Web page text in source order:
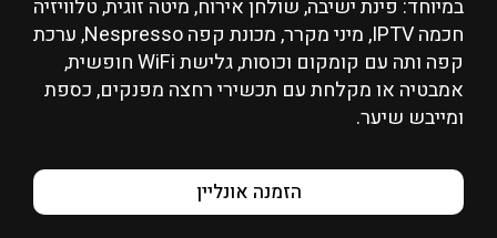
במיוחד: פינת ישיבה, שולחן אירוח, מיטה זוגית, טלוויזיה
חכמה IPTV, מיני מקרר, מכונת קפה Nespresso, ערכת
קפה ותה עם קומקום וכוסות, גלישת WiFi חופשית,
אמבטיה או מקלחת עם תכשירי רחצה מפנקים, כספת
ומייבש שיער.
הזמנה אונליין